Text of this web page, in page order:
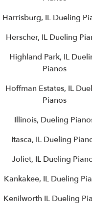
Harrisburg, IL Dueling
Herscher, IL Dueling
Highland Park, IL
Pianos
Hoffman Estates, IL
Pianos
Illinois, Dueling
Itasca, IL Dueling
Joliet, IL Dueling
Kankakee, IL Dueling
Kenilworth IL Dueling